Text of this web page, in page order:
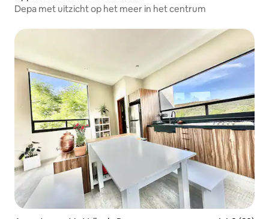
Depa met uitzicht op het meer in het centrum